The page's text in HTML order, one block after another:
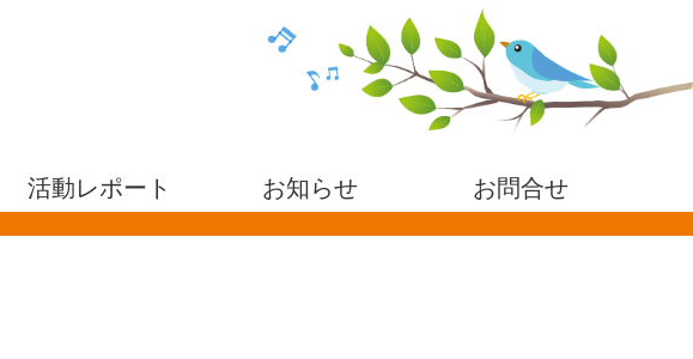
活動レポート お知らせ お問合せ